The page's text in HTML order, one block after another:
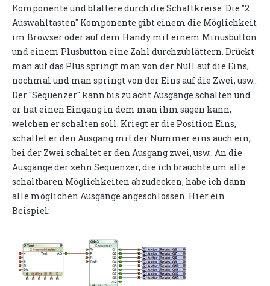
Komponente und blättere durch die Schaltkreise. Die "2
Auswahltasten" Komponente gibt einem die Möglichkeit
im Browser oder auf dem Handy mit einem Minusbutton
und einem Plusbutton eine Zahl durchzublättern. Drückt
man auf das Plus springt man von der Null auf die Eins,
nochmal und man springt von der Eins auf die Zwei, usw..
Der "Sequenzer" kann bis zu acht Ausgänge schalten und
er hat einen Eingang in dem man ihm sagen kann,
welchen er schalten soll. Kriegt er die Position Eins,
schaltet er den Ausgang mit der Nummer eins auch ein,
bei der Zwei schaltet er den Ausgang zwei, usw.. An die
Ausgänge der zehn Sequenzer, die ich brauchte um alle
schaltbaren Möglichkeiten abzudecken, habe ich dann
alle möglichen Ausgänge angeschlossen. Hier ein
Beispiel: